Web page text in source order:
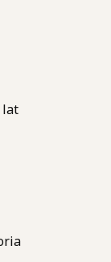
lat